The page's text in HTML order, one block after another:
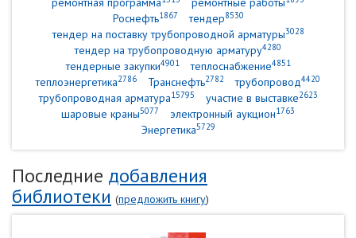
Роснефть1867 тендер8530
тендер на поставку трубопроводной арматуры3028
тендер на трубопроводную арматуру4280
тендерные закупки4901 теплоснабжение4851
теплоэнергетика2786 Транснефть2782 трубопровод4420
трубопроводная арматура15795 участие в выставке2623
шаровые краны5077 электронный аукцион1763
Энергетика5729
Последние добавления
библиотеки (предложить книгу)